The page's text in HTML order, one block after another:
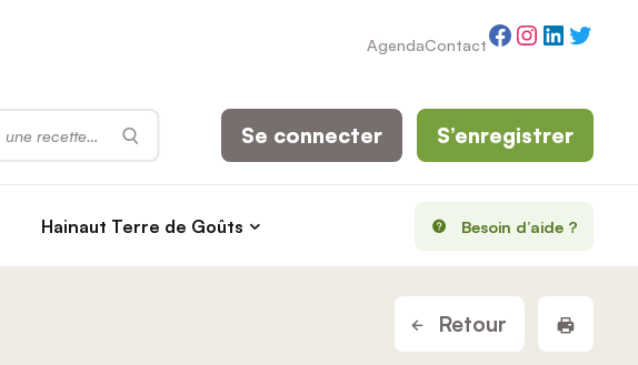
AgendaContactFacebook
Instagram
Hainaut Terre de Goûts Besoin d’aide ?
Se connecter S’enregistrer
Retour